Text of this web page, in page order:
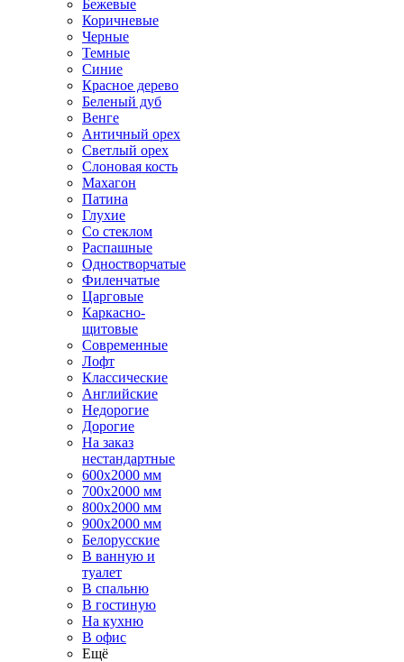
Бежевые
Коричневые
Черные
Темные
Синие
Красное дерево
Беленый дуб
Венге
Античный орех
Светлый орех
Слоновая кость
Махагон
Патина
Глухие
Со стеклом
Распашные
Одностворчатые
Филенчатые
Царговые
Каркасно-
щитовые
Современные
Лофт
Классические
Английские
Недорогие
Дорогие
На заказ
нестандартные
600х2000 мм
700х2000 мм
800х2000 мм
900х2000 мм
Белорусские
В ванную и
туалет
В спальню
В гостиную
На кухню
В офис
Ещё